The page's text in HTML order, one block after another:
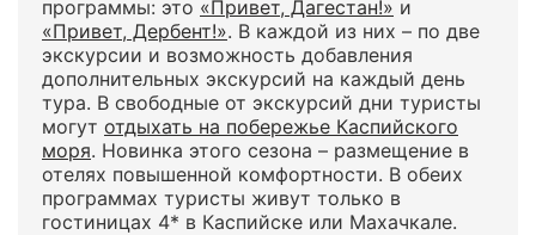
программы: это «Привет, Дагестан!» и
«Привет, Дербент!». В каждой из них – по две
экскурсии и возможность добавления
дополнительных экскурсий на каждый день
тура. В свободные от экскурсий дни туристы
могут отдыхать на побережье Каспийского
моря. Новинка этого сезона – размещение в
отелях повышенной комфортности. В обеих
программах туристы живут только в
гостиницах 4* в Каспийске или Махачкале.